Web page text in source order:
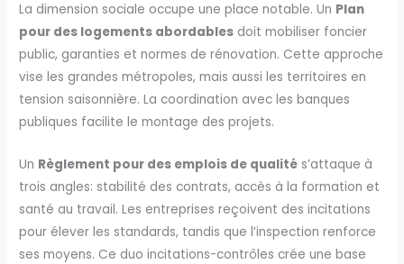
La dimension sociale occupe une place notable. Un Plan
pour des logements abordables doit mobiliser foncier
public, garanties et normes de rénovation. Cette approche
vise les grandes métropoles, mais aussi les territoires en
tension saisonnière. La coordination avec les banques
publiques facilite le montage des projets.
Un Règlement pour des emplois de qualité s’attaque à
trois angles: stabilité des contrats, accès à la formation et
santé au travail. Les entreprises reçoivent des incitations
pour élever les standards, tandis que l’inspection renforce
ses moyens. Ce duo incitations-contrôles crée une base